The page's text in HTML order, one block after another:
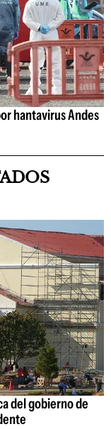
hantavirus Andes
del gobierno de